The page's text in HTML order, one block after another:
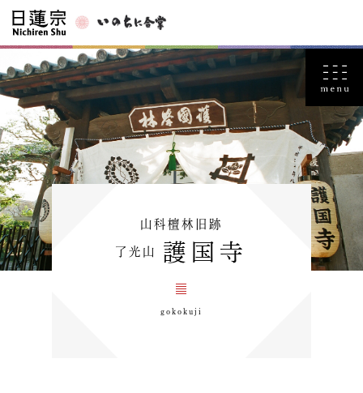
山科檀林旧跡
了光山 護国寺
gokokuji